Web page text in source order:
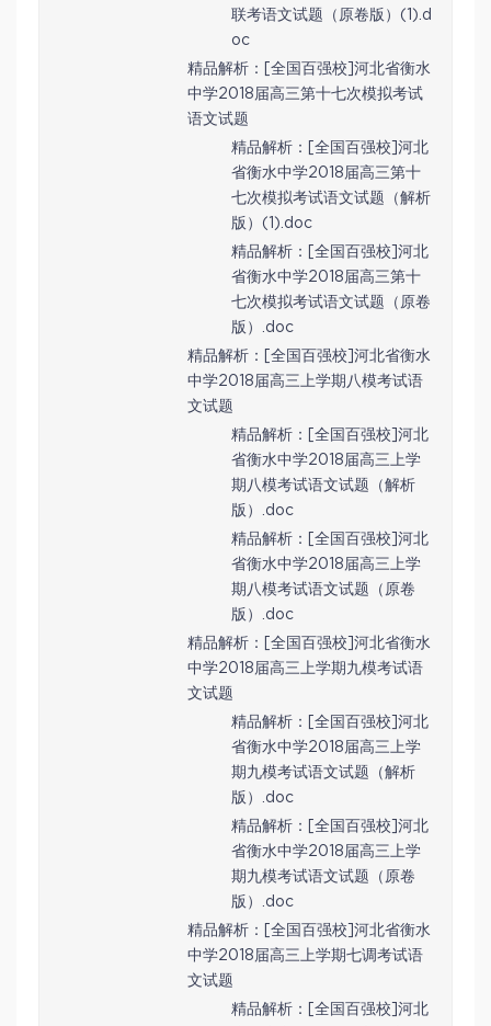
联考语文试题（原卷版）(1).d
oc
精品解析：[全国百强校]河北省衡水
中学2018届高三第十七次模拟考试
语文试题
精品解析：[全国百强校]河北
省衡水中学2018届高三第十
七次模拟考试语文试题（解析
版）(1).doc
精品解析：[全国百强校]河北
省衡水中学2018届高三第十
七次模拟考试语文试题（原卷
版）.doc
精品解析：[全国百强校]河北省衡水
中学2018届高三上学期八模考试语
文试题
精品解析：[全国百强校]河北
省衡水中学2018届高三上学
期八模考试语文试题（解析
版）.doc
精品解析：[全国百强校]河北
省衡水中学2018届高三上学
期八模考试语文试题（原卷
版）.doc
精品解析：[全国百强校]河北省衡水
中学2018届高三上学期九模考试语
文试题
精品解析：[全国百强校]河北
省衡水中学2018届高三上学
期九模考试语文试题（解析
版）.doc
精品解析：[全国百强校]河北
省衡水中学2018届高三上学
期九模考试语文试题（原卷
版）.doc
精品解析：[全国百强校]河北省衡水
中学2018届高三上学期七调考试语
文试题
精品解析：[全国百强校]河北